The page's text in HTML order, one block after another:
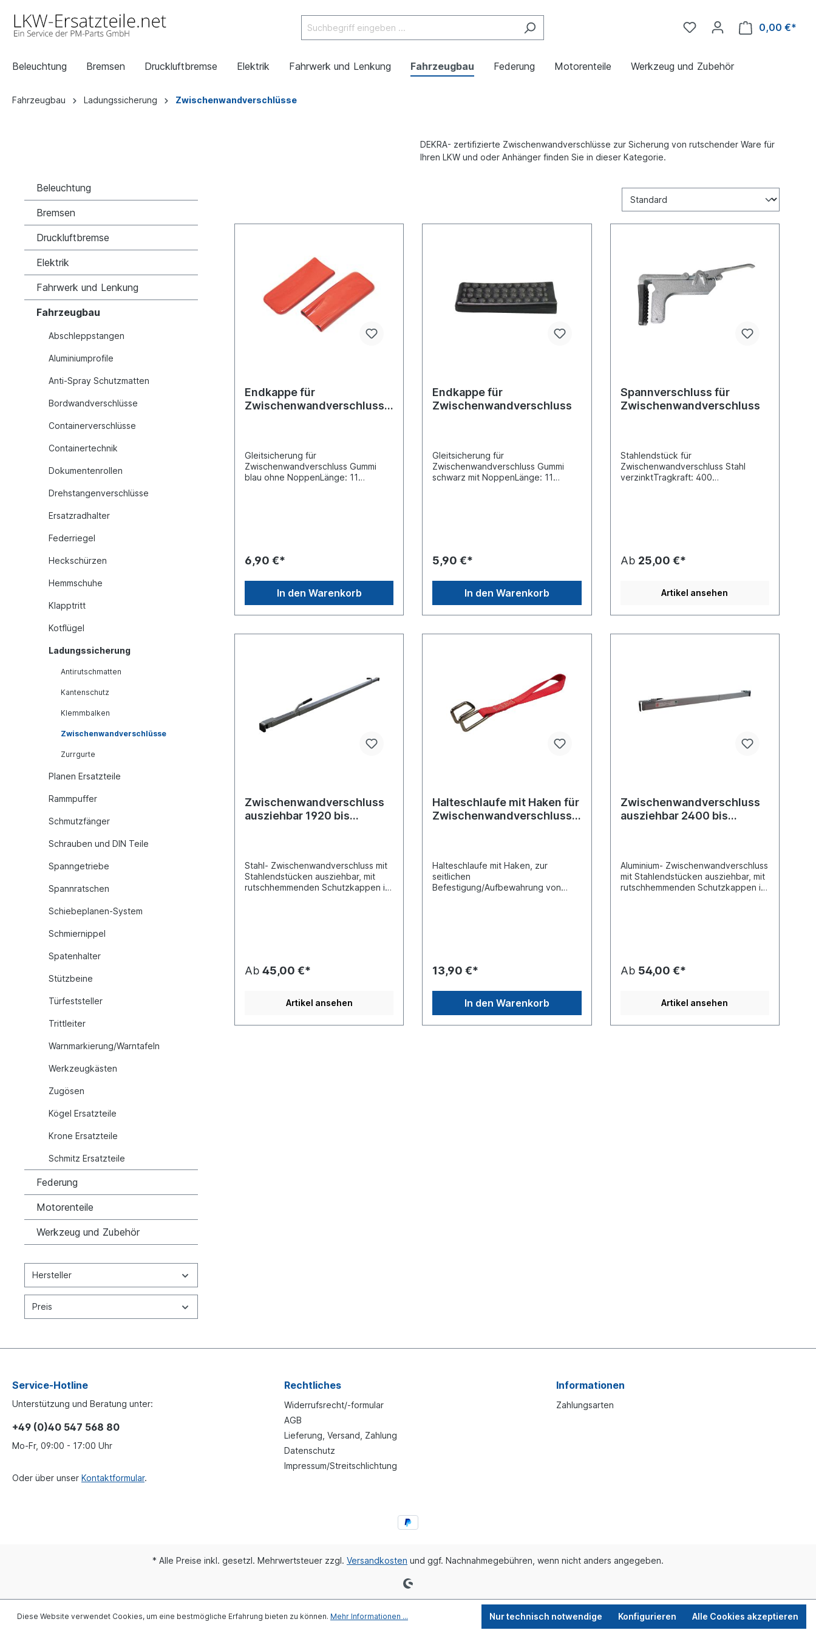
0,00 €*
Beleuchtung Bremsen Druckluftbremse Elektrik Fahrwerk und Lenkung Fahrzeugbau Federung Motorenteile Werkzeug und Zubehör
Fahrzeugbau Ladungssicherung Zwischenwandverschlüsse
DEKRA- zertifizierte Zwischenwandverschlüsse zur Sicherung von rutschender Ware für
Ihren LKW und oder Anhänger finden Sie in dieser Kategorie.
Beleuchtung
Bremsen
Druckluftbremse
Elektrik
Fahrwerk und Lenkung
Fahrzeugbau
Abschleppstangen
Aluminiumprofile
Anti-Spray Schutzmatten
Bordwandverschlüsse
Containerverschlüsse
Containertechnik
Dokumentenrollen
Drehstangenverschlüsse
Ersatzradhalter
Federriegel
Heckschürzen
Hemmschuhe
Klapptritt
Kotflügel
Ladungssicherung
Antirutschmatten
Kantenschutz
Klemmbalken
Zwischenwandverschlüsse
Zurrgurte
Planen Ersatzteile
Rammpuffer
Schmutzfänger
Schrauben und DIN Teile
Spanngetriebe
Spannratschen
Schiebeplanen-System
Schmiernippel
Spatenhalter
Stützbeine
Türfeststeller
Trittleiter
Warnmarkierung/Warntafeln
Werkzeugkästen
Zugösen
Kögel Ersatzteile
Krone Ersatzteile
Schmitz Ersatzteile
Federung
Motorenteile
Werkzeug und Zubehör
Hersteller
Preis
Endkappe für
Zwischenwandverschluss
Gleitsicherung für
Zwischenwandverschluss Gummi
blau ohne NoppenLänge: 11
6,90 €*
In den Warenkorb
Endkappe für
Zwischenwandverschluss
Gleitsicherung für
Zwischenwandverschluss Gummi
schwarz mit NoppenLänge: 11
5,90 €*
In den Warenkorb
Spannverschluss für
Zwischenwandverschluss
Stahlendstück für
Zwischenwandverschluss Stahl
verzinktTragkraft: 400
142623144
Ab 25,00 €*
Artikel ansehen
Zwischenwandverschluss
ausziehbar 1920 bis
Stahl- Zwischenwandverschluss mit
Stahlendstücken ausziehbar, mit
rutschhemmenden Schutzkappen im
nicht möglich, Anlieferung erfolgt
Voraussetzung ist ein
abschließbares Depot, ansonsten
Ab 45,00 €*
Artikel ansehen
Halteschlaufe mit Haken für
Zwischenwandverschluss
Halteschlaufe mit Haken, zur
seitlichen
Befestigung/Aufbewahrung von
13,90 €*
In den Warenkorb
Zwischenwandverschluss
ausziehbar 2400 bis
Aluminium- Zwischenwandverschluss
mit Stahlendstücken ausziehbar, mit
rutschhemmenden Schutzkappen im
142102144)Einsatzbereich (mm):
Endstückverschlüsse aus
StahlSperrgut eine Lieferung mit
Ab 54,00 €*
Artikel ansehen
Service-Hotline
Unterstützung und Beratung unter:
+49 (0)40 547 568 80
Mo-Fr, 09:00 - 17:00 Uhr
Oder über unser Kontaktformular.
Rechtliches
Widerrufsrecht/-formular
AGB
Lieferung, Versand, Zahlung
Datenschutz
Impressum/Streitschlichtung
Informationen
Zahlungsarten
* Alle Preise inkl. gesetzl. Mehrwertsteuer zzgl. Versandkosten und ggf. Nachnahmegebühren, wenn nicht anders angegeben.
Diese Website verwendet Cookies, um eine bestmögliche Erfahrung bieten zu können. Mehr Informationen ... Nur technisch notwendige Konfigurieren Alle Cookies akzeptieren